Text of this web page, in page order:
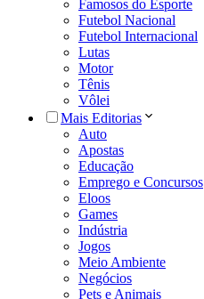
Famosos do Esporte
Futebol Nacional
Futebol Internacional
Lutas
Motor
Tênis
Vôlei
Mais Editorias
Auto
Apostas
Educação
Emprego e Concursos
Eloos
Games
Indústria
Jogos
Meio Ambiente
Negócios
Pets e Animais